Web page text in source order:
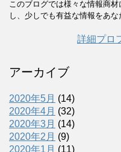
このブログでは様々な情報商
し、少しでも有益な情報をあな
詳細プロ
アーカイブ
2020年5月 (14)
2020年4月 (32)
2020年3月 (14)
2020年2月 (9)
2020年1月 (11)